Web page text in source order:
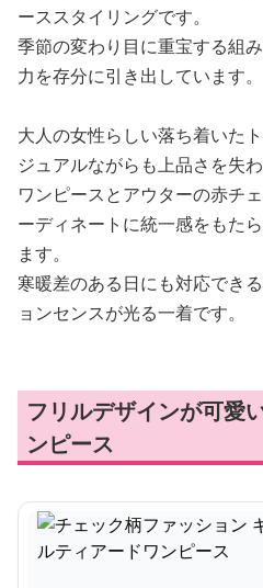
ーススタイリングです。
季節の変わり目に重宝する組
力を存分に引き出しています。
大人の女性らしい落ち着いた
ジュアルながらも上品さを失
ワンピースとアウターの赤チ
ーディネートに統一感をもた
ます。
寒暖差のある日にも対応でき
ョンセンスが光る一着です。
フリルデザインが可愛
ンピース